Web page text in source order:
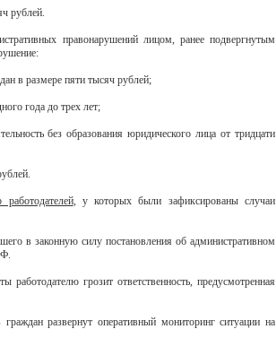
рублей.
правонарушений лицом, ранее подвергнутым
в размере пяти тысяч рублей;
года до трех лет;
без образования юридического лица от тридцати
работодателей, у которых были зафиксированы случаи
в законную силу постановления об административном
работодателю грозит ответственность, предусмотренная
развернут оперативный мониторинг ситуации на